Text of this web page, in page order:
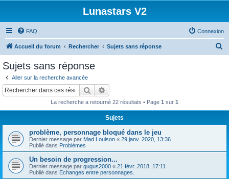
Lunastars V2
FAQ Connexion
Accueil du forum Rechercher Sujets sans réponse
Sujets sans réponse
Aller sur la recherche avancée
Rechercher
La recherche a retourné 22 résultats • Page 1 sur 1
Sujets
problème, personnage bloqué dans le jeu
Dernier message par Mad Louison « 29 janv. 2020, 13:36
Publié dans Problèmes
Un besoin de progression...
Dernier message par gugus2000 « 21 févr. 2018, 17:11
Publié dans Echanges entre personnages.